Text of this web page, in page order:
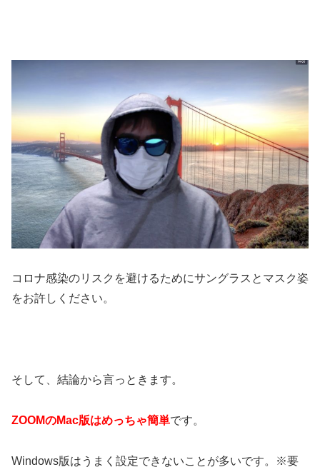
コロナ感染のリスクを避けるためにサングラスとマスク姿
をお許しください。
そして、結論から言っときます。
ZOOMのMac版はめっちゃ簡単です。
Windows版はうまく設定できないことが多いです。※要